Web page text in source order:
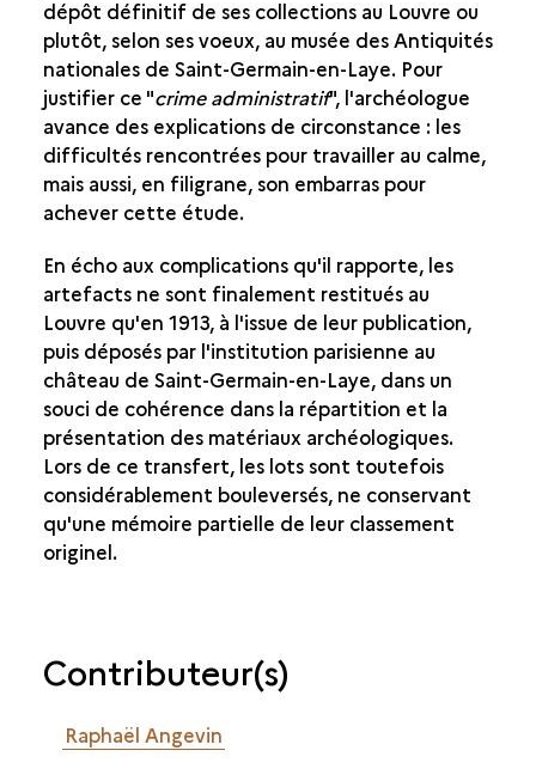
dépôt définitif de ses collections au Louvre ou
plutôt, selon ses voeux, au musée des Antiquités
nationales de Saint-Germain-en-Laye. Pour
justifier ce "crime administratif", l'archéologue
avance des explications de circonstance : les
difficultés rencontrées pour travailler au calme,
mais aussi, en filigrane, son embarras pour
achever cette étude.
En écho aux complications qu'il rapporte, les
artefacts ne sont finalement restitués au
Louvre qu'en 1913, à l'issue de leur publication,
puis déposés par l'institution parisienne au
château de Saint-Germain-en-Laye, dans un
souci de cohérence dans la répartition et la
présentation des matériaux archéologiques.
Lors de ce transfert, les lots sont toutefois
considérablement bouleversés, ne conservant
qu'une mémoire partielle de leur classement
originel.
Contributeur(s)
Raphaël Angevin